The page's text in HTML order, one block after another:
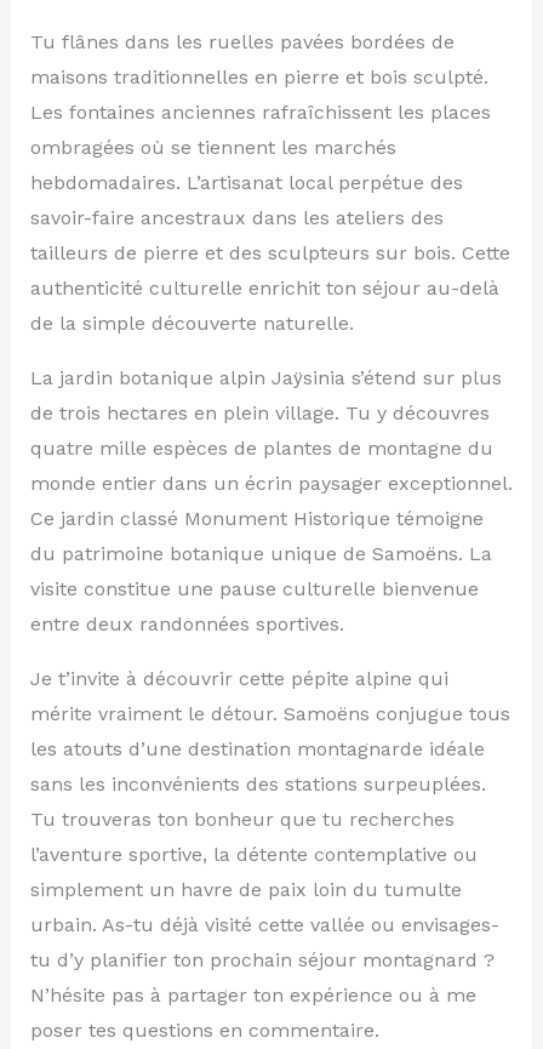
Tu flânes dans les ruelles pavées bordées de
maisons traditionnelles en pierre et bois sculpté.
Les fontaines anciennes rafraîchissent les places
ombragées où se tiennent les marchés
hebdomadaires. L’artisanat local perpétue des
savoir-faire ancestraux dans les ateliers des
tailleurs de pierre et des sculpteurs sur bois. Cette
authenticité culturelle enrichit ton séjour au-delà
de la simple découverte naturelle.
La jardin botanique alpin Jaÿsinia s’étend sur plus
de trois hectares en plein village. Tu y découvres
quatre mille espèces de plantes de montagne du
monde entier dans un écrin paysager exceptionnel.
Ce jardin classé Monument Historique témoigne
du patrimoine botanique unique de Samoëns. La
visite constitue une pause culturelle bienvenue
entre deux randonnées sportives.
Je t’invite à découvrir cette pépite alpine qui
mérite vraiment le détour. Samoëns conjugue tous
les atouts d’une destination montagnarde idéale
sans les inconvénients des stations surpeuplées.
Tu trouveras ton bonheur que tu recherches
l’aventure sportive, la détente contemplative ou
simplement un havre de paix loin du tumulte
urbain. As-tu déjà visité cette vallée ou envisages-
tu d’y planifier ton prochain séjour montagnard ?
N’hésite pas à partager ton expérience ou à me
poser tes questions en commentaire.